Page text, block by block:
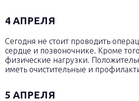
4 АПРЕЛЯ
Сегодня не стоит проводить
сердце и позвоночнике. Кроме
физические нагрузки.
иметь очистительные и
5 АПРЕЛЯ